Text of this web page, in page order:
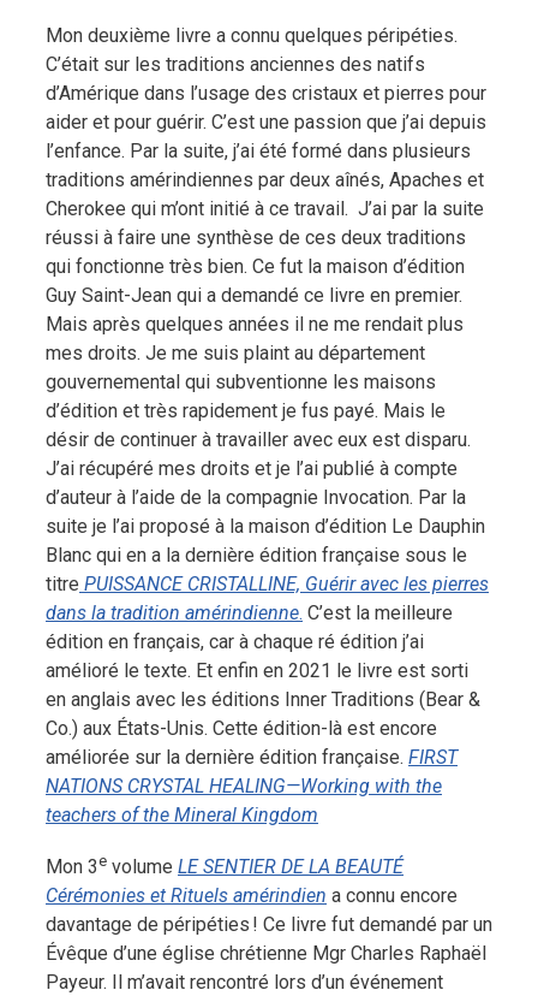
Mon deuxième livre a connu quelques péripéties.
C’était sur les traditions anciennes des natifs
d’Amérique dans l’usage des cristaux et pierres pour
aider et pour guérir. C’est une passion que j’ai depuis
l’enfance. Par la suite, j’ai été formé dans plusieurs
traditions amérindiennes par deux aînés, Apaches et
Cherokee qui m’ont initié à ce travail. J’ai par la suite
réussi à faire une synthèse de ces deux traditions
qui fonctionne très bien. Ce fut la maison d’édition
Guy Saint-Jean qui a demandé ce livre en premier.
Mais après quelques années il ne me rendait plus
mes droits. Je me suis plaint au département
gouvernemental qui subventionne les maisons
d’édition et très rapidement je fus payé. Mais le
désir de continuer à travailler avec eux est disparu.
J’ai récupéré mes droits et je l’ai publié à compte
d’auteur à l’aide de la compagnie Invocation. Par la
suite je l’ai proposé à la maison d’édition Le Dauphin
Blanc qui en a la dernière édition française sous le
titre PUISSANCE CRISTALLINE, Guérir avec les pierres
dans la tradition amérindienne. C’est la meilleure
édition en français, car à chaque ré édition j’ai
amélioré le texte. Et enfin en 2021 le livre est sorti
en anglais avec les éditions Inner Traditions (Bear &
Co.) aux États-Unis. Cette édition-là est encore
améliorée sur la dernière édition française. FIRST
NATIONS CRYSTAL HEALING—Working with the
teachers of the Mineral Kingdom
Mon 3e volume LE SENTIER DE LA BEAUTÉ
Cérémonies et Rituels amérindien a connu encore
davantage de péripéties ! Ce livre fut demandé par un
Évêque d’une église chrétienne Mgr Charles Raphaël
Payeur. Il m’avait rencontré lors d’un événement